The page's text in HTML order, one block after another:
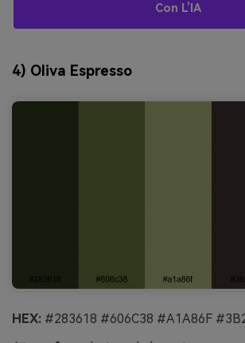
Con L’IA
4) Oliva Espresso
HEX: #283618 #606C38 #A1A86F